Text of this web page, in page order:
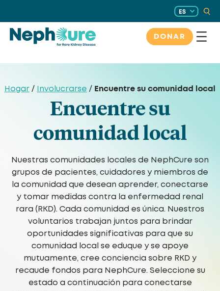
contenido
ES
DONAR
Hogar / Involucrarse / Encuentre su comunidad local
Encuentre su
comunidad local
Nuestras comunidades locales de NephCure son
grupos de pacientes, cuidadores y miembros de
la comunidad que desean aprender, conectarse
y tomar medidas contra la enfermedad renal
rara (RKD). Cada comunidad es única. Nuestros
voluntarios trabajan juntos para brindar
oportunidades significativas para que su
comunidad local se eduque y se apoye
mutuamente, cree conciencia sobre RKD y
recaude fondos para NephCure. Seleccione su
estado a continuación para conectarse